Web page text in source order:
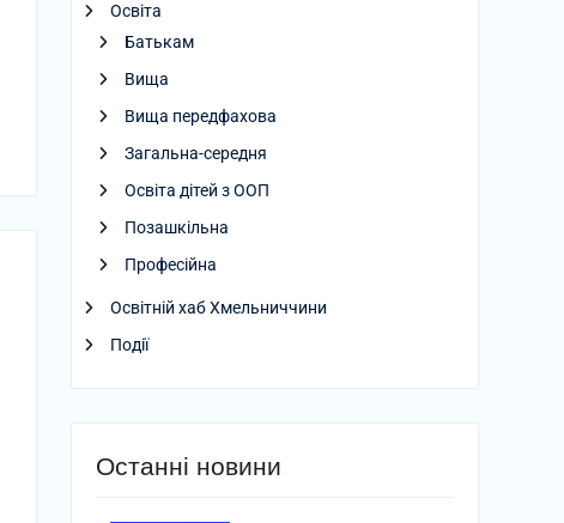
Освіта
Батькам
Вища
Вища передфахова
Загальна-середня
Освіта дітей з ООП
Позашкільна
Професійна
Освітній хаб Хмельниччини
Події
Останні новини